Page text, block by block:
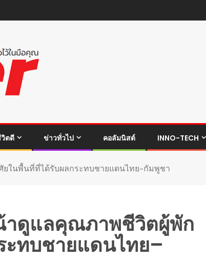
ตดี ข่าวทั่วไป คอลัมนิสต์ INNO-TECH
ในพื้นที่ที่ได้รับผลกระทบชายแดนไทย–กัมพูชา
าดูแลคุณภาพชีวิตผู้พัก
ทบชายแดนไทย–